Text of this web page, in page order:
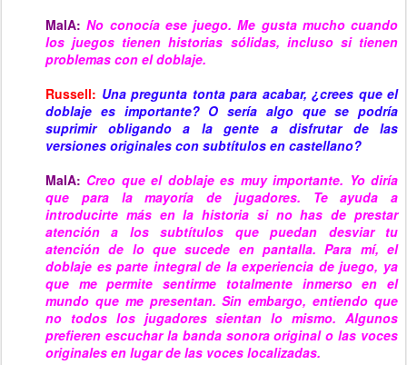
MaIA:No conocía ese juego. Me gusta mucho cuando
los juegos tienen historias sólidas, incluso si tienen
problemas con el doblaje.
Russell: Una pregunta tonta para acabar, ¿crees que el
doblaje es importante? O sería algo que se podría
suprimir obligando a la gente a disfrutar de las
versiones originales con subtítulos en castellano?
MaIA: Creo que el doblaje es muy importante. Yo diría
que para la mayoría de jugadores. Te ayuda a
introducirte más en la historia si no has de prestar
atención a los subtítulos que puedan desviar tu
atención de lo que sucede en pantalla. Para mí, el
doblaje es parte integral de la experiencia de juego, ya
que me permite sentirme totalmente inmerso en el
mundo que me presentan. Sin embargo, entiendo que
no todos los jugadores sientan lo mismo. Algunos
prefieren escuchar la banda sonora original o las voces
originales en lugar de las voces localizadas.